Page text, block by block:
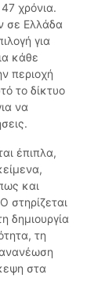
χρόνια.
σε Ελλάδα
για
κάθε
περιοχή
το δίκτυο
να
έπιπλα,
και
στηρίζεται
δημιουργία
τη
ανανέωση
στα